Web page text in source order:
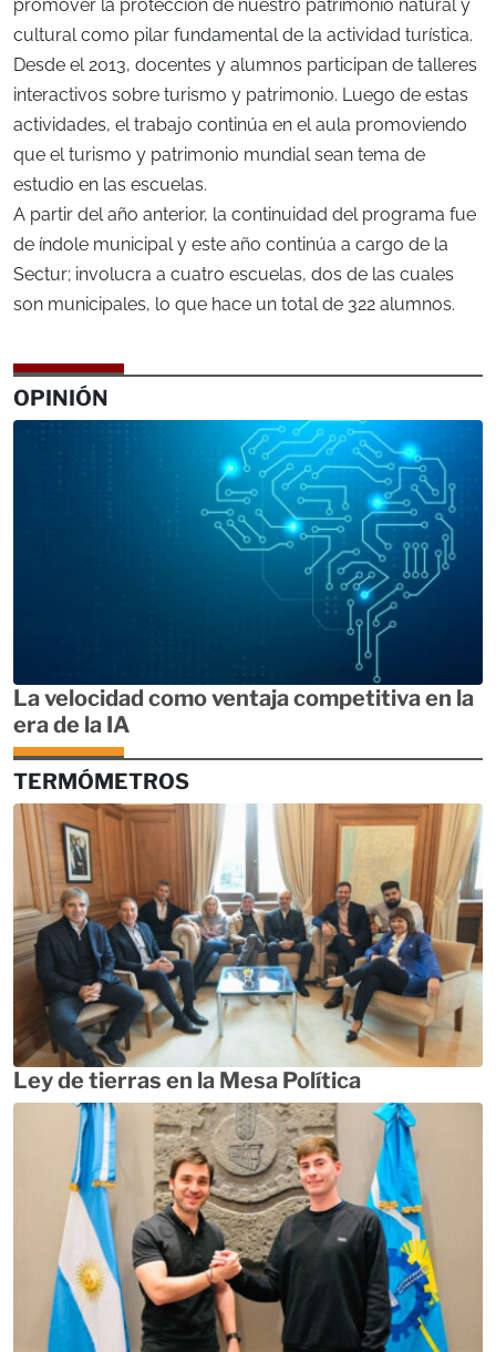
promover la protección de nuestro patrimonio natural y
cultural como pilar fundamental de la actividad turística.
Desde el 2013, docentes y alumnos participan de talleres
interactivos sobre turismo y patrimonio. Luego de estas
actividades, el trabajo continúa en el aula promoviendo
que el turismo y patrimonio mundial sean tema de
estudio en las escuelas.
A partir del año anterior, la continuidad del programa fue
de índole municipal y este año continúa a cargo de la
Sectur; involucra a cuatro escuelas, dos de las cuales
son municipales, lo que hace un total de 322 alumnos.
OPINIÓN
La velocidad como ventaja competitiva en la
era de la IA
TERMÓMETROS
Ley de tierras en la Mesa Política